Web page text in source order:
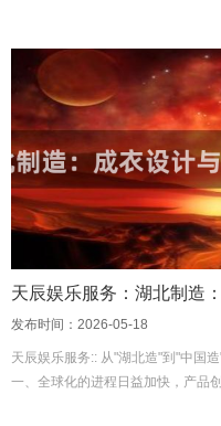
天辰娱乐服务：湖北制造
发布时间：2026-05-18
天辰娱乐服务:: 从"湖北造"到"中国
一、全球化的进程日益加快，产品